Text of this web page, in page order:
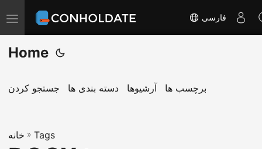
ت
غ
ی
ر
و
فارسی
Home
جستجو کردن دسته بندی ها آرشیوها برچسب ها
خانه » Tags